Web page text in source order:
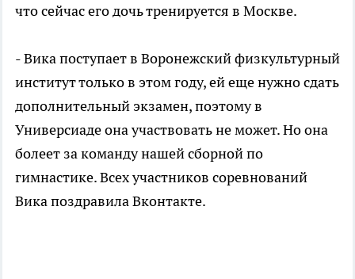
что сейчас его дочь тренируется в Москве.
- Вика поступает в Воронежский физкультурный
институт только в этом году, ей еще нужно сдать
дополнительный экзамен, поэтому в
Универсиаде она участвовать не может. Но она
болеет за команду нашей сборной по
гимнастике. Всех участников соревнований
Вика поздравила Вконтакте.